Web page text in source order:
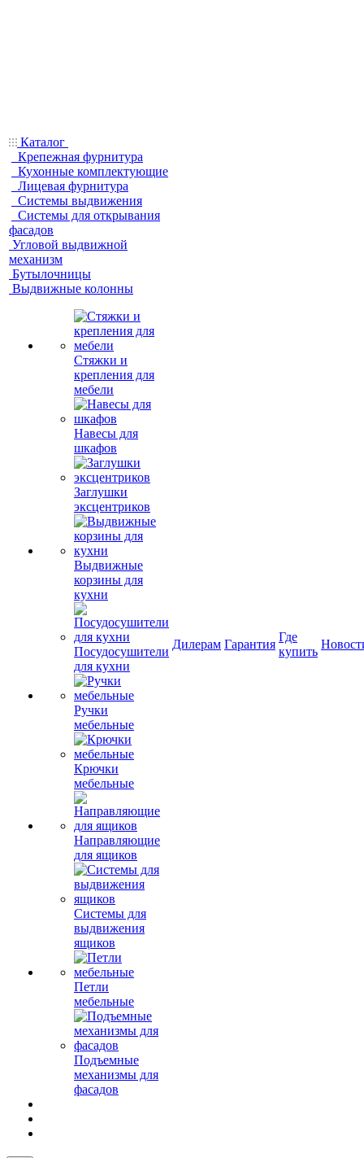
Каталог
Крепежная фурнитура
Кухонные комплектующие
Лицевая фурнитура
Системы выдвижения
Системы для открывания
фасадов
Угловой выдвижной
механизм
Бутылочницы
Выдвижные колонны
Стяжки и
крепления для
мебели
Навесы для
шкафов
Заглушки
эксцентриков
Выдвижные
корзины для
кухни
Посудосушители
для кухни
Ручки
мебельные
Крючки
мебельные
Направляющие
для ящиков
Системы для
выдвижения
ящиков
Петли
мебельные
Подъемные
механизмы для
фасадов
Дилерам Гарантия
Где
купить